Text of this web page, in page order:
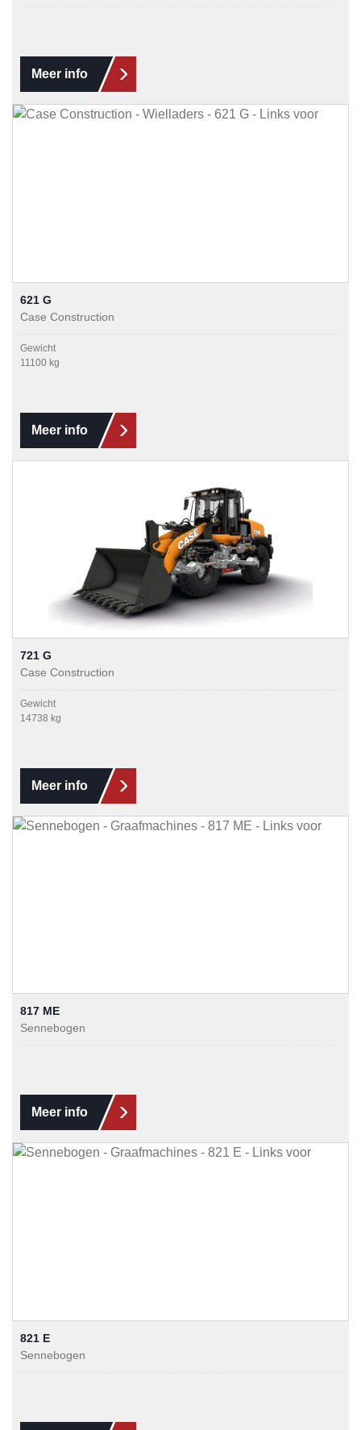
Meer info
621 G
Case Construction
Gewicht
11100 kg
Meer info
721 G
Case Construction
Gewicht
14738 kg
Meer info
817 ME
Sennebogen
Meer info
821 E
Sennebogen